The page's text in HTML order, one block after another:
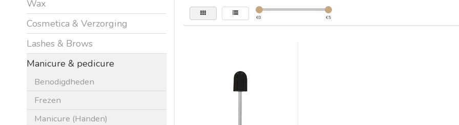
Wax
Cosmetica & Verzorging
Lashes & Brows
Manicure & pedicure
Benodigdheden
Frezen
Manicure (Handen)
€0 €5